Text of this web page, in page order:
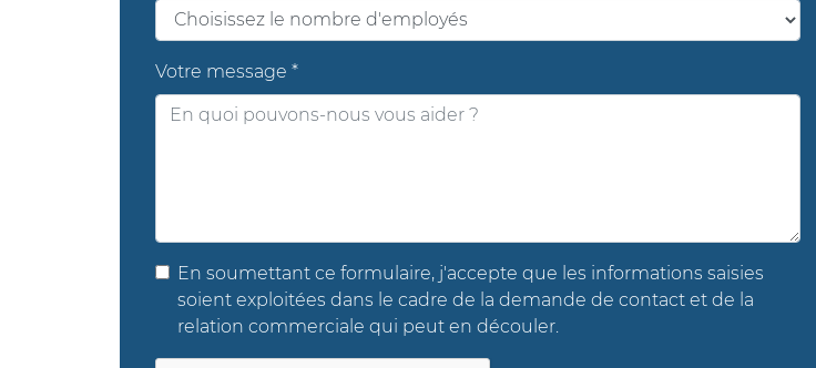
Votre message *
En soumettant ce formulaire, j'accepte que les informations saisies
soient exploitées dans le cadre de la demande de contact et de la
relation commerciale qui peut en découler.